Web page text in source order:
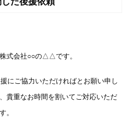
式会社○○の△△です。
にご協力いただければとお願い申し
貴重なお時間を割いてご対応いただ
。